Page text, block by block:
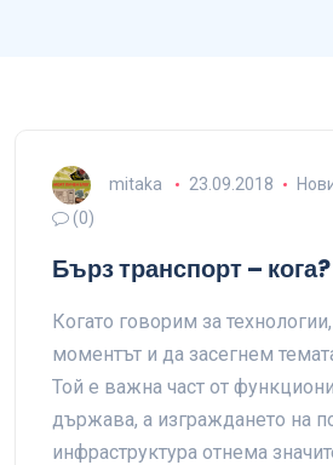
mitaka 23.09.2018
(0)
Бърз транспорт – кога?
Когато говорим за
моментът и да засегнем
Той е важна част от
държава, а изграждането на
инфраструктура отнема